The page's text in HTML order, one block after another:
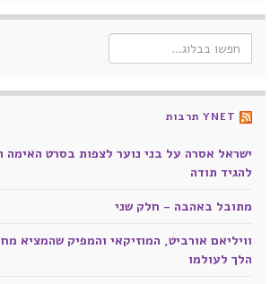
Search for:
YNET תרבות
ישראל אסרה על בני נוער לצפות בסרט האימה
להגיד תודה
מתובל באהבה - חלק שני
וויליאם אורביט, המוזיקאי והמפיק שהמציא
הלך לעולמו